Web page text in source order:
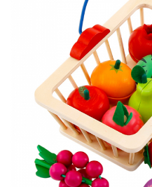
Decoratiuni cu peisaje de iarna
Sosete de Craciun
Magneti de Craciun
Jucarii din lemn
Cercei din lemn
Feng Shui
Tablouri personalizate
IQ Puzzle
Diplome si Plachete